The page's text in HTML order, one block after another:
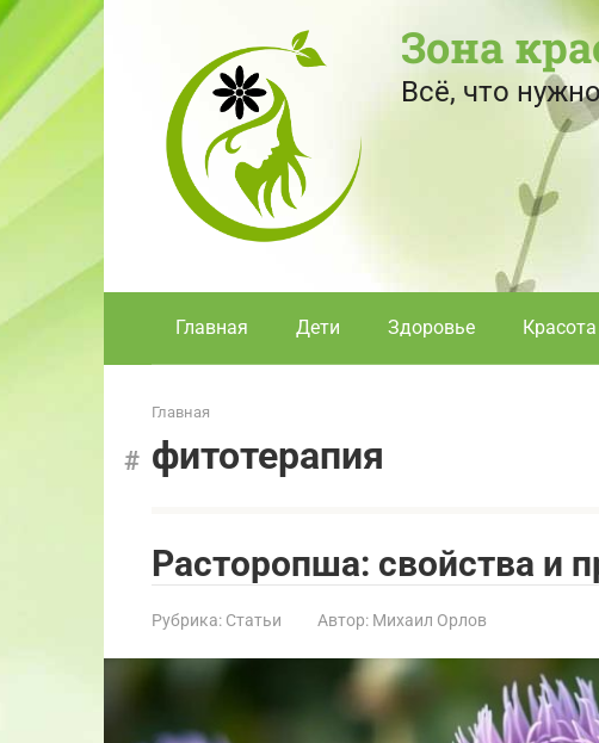
Перейти
контенту
Зона
Всё, что
Главная Дети Здоровье Красота
Главная
фитотерапия
Расторопша: свойства и
Рубрика: Статьи Автор: Михаил Орлов